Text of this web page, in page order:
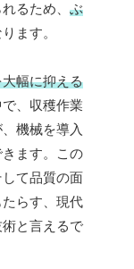
るため、 ぶ
ます。
幅に抑える
、収穫作業
機械を導入
ます。この
て品質の面
らす、現代
と言えるで